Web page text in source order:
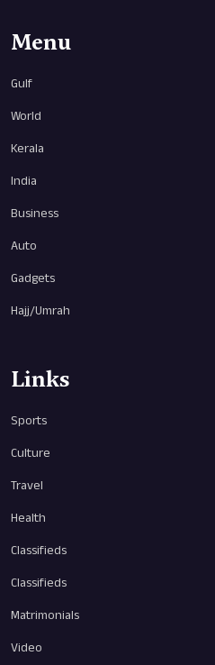
Menu
Gulf
World
Kerala
India
Business
Auto
Gadgets
Hajj/Umrah
Links
Sports
Culture
Travel
Health
Classifieds
Classifieds
Matrimonials
Video